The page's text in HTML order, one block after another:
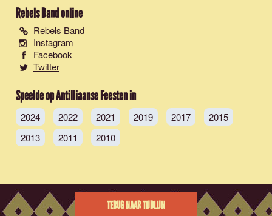
Rebels Bandonline
Rebels Band
Instagram
Facebook
Twitter
Speelde op Antilliaanse Feesten in
2024 2022 2021 2019 2017
2015
2013
2011 2010
TERUG NAAR TIJDLIJN